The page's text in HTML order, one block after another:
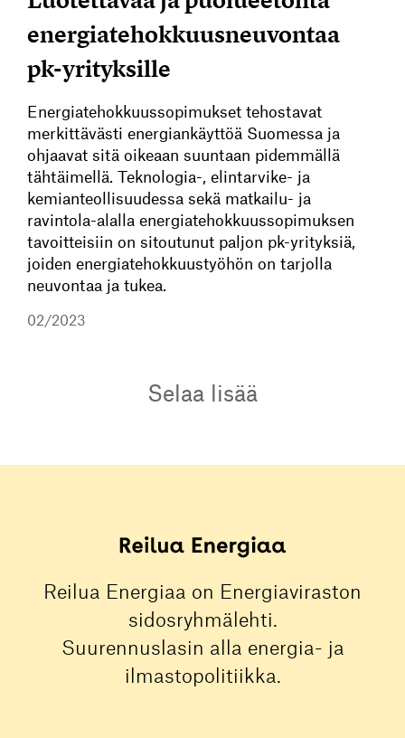
energiatehokkuusneuvontaa
pk-yrityksille
Energiatehokkuussopimukset tehostavat
merkittävästi energiankäyttöä Suomessa ja
ohjaavat sitä oikeaan suuntaan pidemmällä
tähtäimellä. Teknologia-, elintarvike- ja
kemianteollisuudessa sekä matkailu- ja
ravintola-alalla energiatehokkuussopimuksen
tavoitteisiin on sitoutunut paljon pk-yrityksiä,
joiden energiatehokkuustyöhön on tarjolla
neuvontaa ja tukea.
02/2023
Selaa lisää
Reilua Energiaa on Energiaviraston
sidosryhmälehti.
Suurennuslasin alla energia- ja
ilmastopolitiikka.